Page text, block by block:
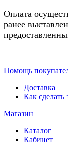
Оплата
ранее
Помощь
Доставка
Как сделать
Магазин
Каталог
Кабинет